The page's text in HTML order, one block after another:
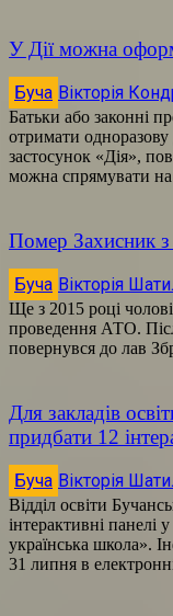
У Дії можна
Буча Вікторія
Батьки або законні
отримати одноразову
застосунок «Дія»,
можна спрямувати
Помер Захисник
Буча Вікторія
Ще з 2015 році
проведення АТО.
повернувся до лав
Для закладів
придбати 12
Буча Вікторія
Відділ освіти
інтерактивні панелі
українська школа».
31 липня в